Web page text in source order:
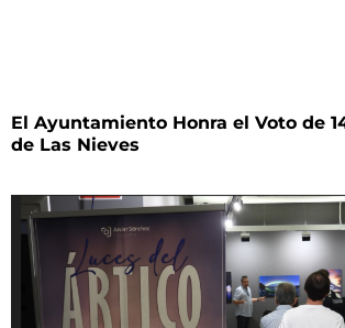
El Ayuntamiento Honra el Voto de
de Las Nieves